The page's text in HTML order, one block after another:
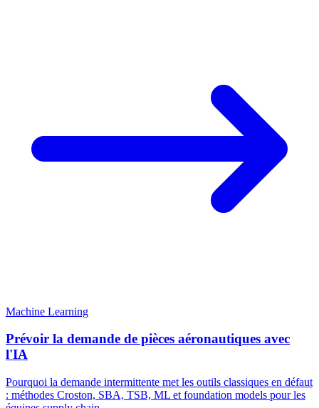
Machine Learning
Prévoir la demande de pièces aéronautiques avec
l'IA
Pourquoi la demande intermittente met les outils classiques en défaut
: méthodes Croston, SBA, TSB, ML et foundation models pour les